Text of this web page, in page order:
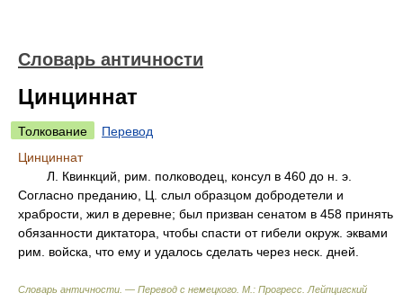
Словарь античности
Цинциннат
Толкование
Перевод
Цинциннат
Л. Квинкций, рим. полководец, консул в 460 до н. э.
Согласно преданию, Ц. слыл образцом добродетели и
храбрости, жил в деревне; был призван сенатом в 458 принять
обязанности диктатора, чтобы спасти от гибели окруж. эквами
рим. войска, что ему и удалось сделать через неск. дней.
Словарь античности. — Перевод с немецкого. М.: Прогресс Лейпцигский